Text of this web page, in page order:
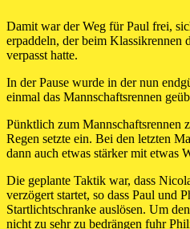
Damit war der Weg für Paul frei,
erpaddeln, der beim Klassikrennen
verpasst hatte.
In der Pause wurde in der nun
einmal das Mannschaftsrennen
Pünktlich zum Mannschaftsrennen
Regen setzte ein. Bei den letzten
dann auch etwas stärker mit etwas
Die geplante Taktik war, dass
verzögert startet, so dass Paul und
Startlichtschranke auslösen. Um
nicht zu sehr zu bedrängen fuhr